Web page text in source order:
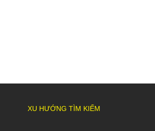
XU HƯỚNG TÌM KIẾM